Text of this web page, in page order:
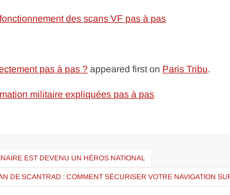
des scans VF pas à pas
pas à pas ? appeared first on Paris Tribu.
militaire expliquées pas à pas
EST DEVENU UN HÉROS NATIONAL
DE SCANTRAD : COMMENT SÉCURISER VOTRE NAVIGATION